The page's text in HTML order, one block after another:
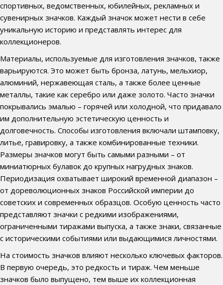
спортивных, ведомственных, юбилейных, рекламных и
сувенирных значков. Каждый значок может нести в себе
уникальную историю и представлять интерес для
коллекционеров.
Материалы, используемые для изготовления значков, также
варьируются. Это может быть бронза, латунь, мельхиор,
алюминий, нержавеющая сталь, а также более ценные
металлы, такие как серебро или даже золото. Часто значки
покрывались эмалью – горячей или холодной, что придавало
им дополнительную эстетическую ценность и
долговечность. Способы изготовления включали штамповку,
литье, гравировку, а также комбинированные техники.
Размеры значков могут быть самыми разными – от
миниатюрных булавок до крупных нагрудных знаков.
Периодизация охватывает широкий временной диапазон –
от дореволюционных знаков Российской империи до
советских и современных образцов. Особую ценность часто
представляют значки с редкими изображениями,
ограниченными тиражами выпуска, а также знаки, связанные
с историческими событиями или выдающимися личностями.
На стоимость значков влияют несколько ключевых факторов.
В первую очередь, это редкость и тираж. Чем меньше
значков было выпущено, тем выше их коллекционная